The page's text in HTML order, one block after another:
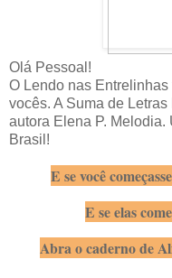
Olá Pessoal!
O Lendo nas
vocês. A Suma de
autora Elena P.
Brasil!
E se você
E se elas
Abra o caderno de